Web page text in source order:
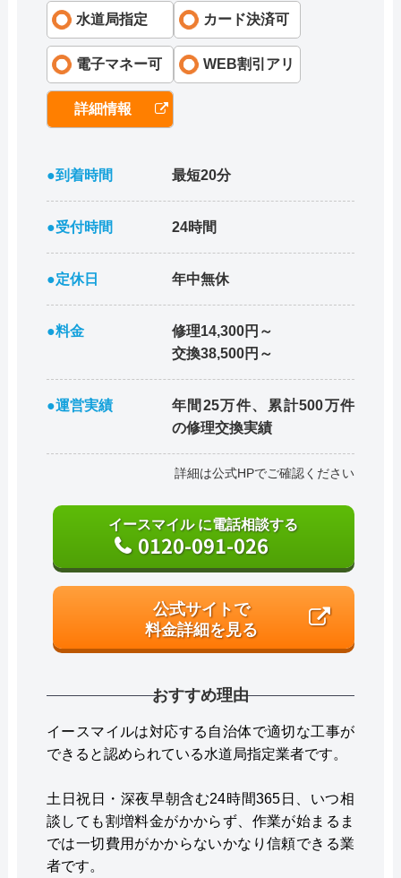
水道局指定 カード決済可
電子マネー可 WEB割引アリ
詳細情報
●到着時間 最短20分
●受付時間 24時間
●定休日 年中無休
●料金
修理14,300円～
交換38,500円～
●運営実績
年間25万件、累計500万件
の修理交換実績
詳細は公式HPでご確認ください
イースマイル に電話相談する
0120-091-026
公式サイトで
料金詳細を見る
おすすめ理由
イースマイルは対応する自治体で適切な工事が
できると認められている水道局指定業者です。
土日祝日・深夜早朝含む24時間365日、いつ相
談しても割増料金がかからず、作業が始まるま
では一切費用がかからないかなり信頼できる業
者です。